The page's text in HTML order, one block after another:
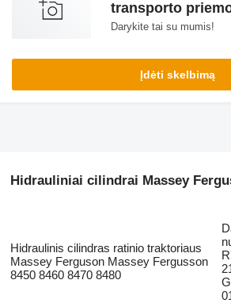
transporto
Darykite tai su mumis!
Įdėti skelbimą
Hidrauliniai cilindrai Massey
Hidraulinis cilindras ratinio traktoriaus
Massey Ferguson Massey Fergusson
8450 8460 8470 8480